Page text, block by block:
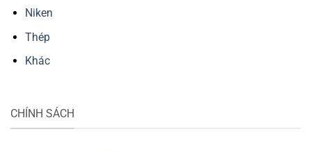
Niken
Thép
Khác
CHÍNH SÁCH